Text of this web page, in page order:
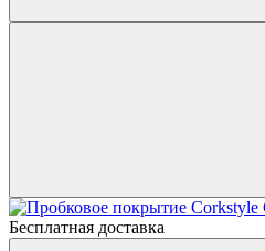
Бесплатная доставка